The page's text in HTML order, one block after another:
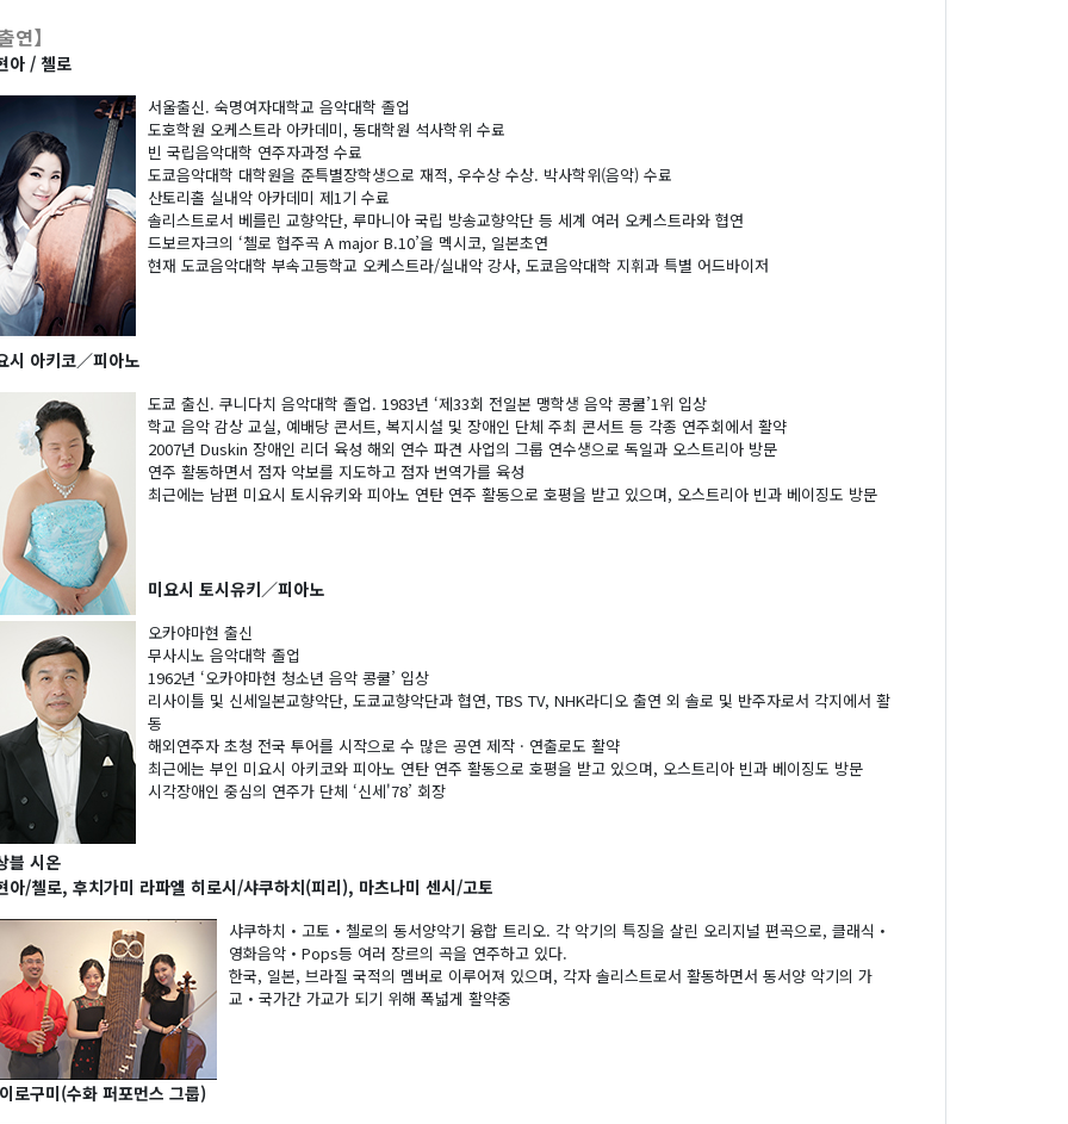
연】
아 / 첼로
서울출신. 숙명여자대학교 음악대학 졸업
도호학원 오케스트라 아카데미, 동대학원 석사학위 수료
빈 국립음악대학 연주자과정 수료
도쿄음악대학 대학원을 준특별장학생으로 재적, 우수상 수상. 박사학위(음악) 수료
산토리홀 실내악 아카데미 제1기 수료
솔리스트로서 베를린 교향악단, 루마니아 국립 방송교향악단 등 세계 여러 오케스트라와 협연
드보르자크의 ‘첼로 협주곡 A major B.10’을 멕시코, 일본초연
현재 도쿄음악대학 부속고등학교 오케스트라/실내악 강사, 도쿄음악대학 지휘과 특별 어드바이저
시 아키코／피아노
도쿄 출신. 쿠니다치 음악대학 졸업. 1983년 ‘제33회 전일본 맹학생 음악 콩쿨’1위 입상
학교 음악 감상 교실, 예배당 콘서트, 복지시설 및 장애인 단체 주최 콘서트 등 각종 연주회에서 활약
2007년 Duskin 장애인 리더 육성 해외 연수 파견 사업의 그룹 연수생으로 독일과 오스트리아 방문
연주 활동하면서 점자 악보를 지도하고 점자 번역가를 육성
최근에는 남편 미요시 토시유키와 피아노 연탄 연주 활동으로 호평을 받고 있으며, 오스트리아 빈과 베이징도 방문
미요시 토시유키／피아노
오카야마현 출신
무사시노 음악대학 졸업
1962년 ‘오카야마현 청소년 음악 콩쿨’ 입상
리사이틀 및 신세일본교향악단, 도쿄교향악단과 협연, TBS TV, NHK라디오 출연 외 솔로 및 반주자로서 각지에서 활
동
해외연주자 초청 전국 투어를 시작으로 수 많은 공연 제작 · 연출로도 활약
최근에는 부인 미요시 아키코와 피아노 연탄 연주 활동으로 호평을 받고 있으며, 오스트리아 빈과 베이징도 방문
시각장애인 중심의 연주가 단체 ‘신세'78’ 회장
블 시온
아/첼로, 후치가미 라파엘 히로시/샤쿠하치(피리), 마츠나미 센시/고토
샤쿠하치・고토・첼로의 동서양악기 융합 트리오. 각 악기의 특징을 살린 오리지널 편곡으로, 클래식・
영화음악・Pops등 여러 장르의 곡을 연주하고 있다.
한국, 일본, 브라질 국적의 멤버로 이루어져 있으며, 각자 솔리스트로서 활동하면서 동서양 악기의 가
교・국가간 가교가 되기 위해 폭넓게 활약중
로구미(수화 퍼포먼스 그룹)